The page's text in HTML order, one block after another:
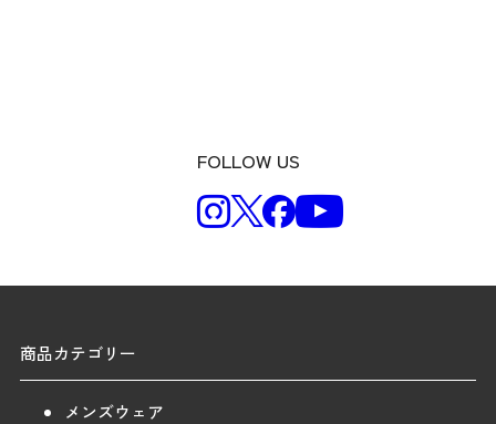
FOLLOW US
商品カテゴリー
メンズウェア